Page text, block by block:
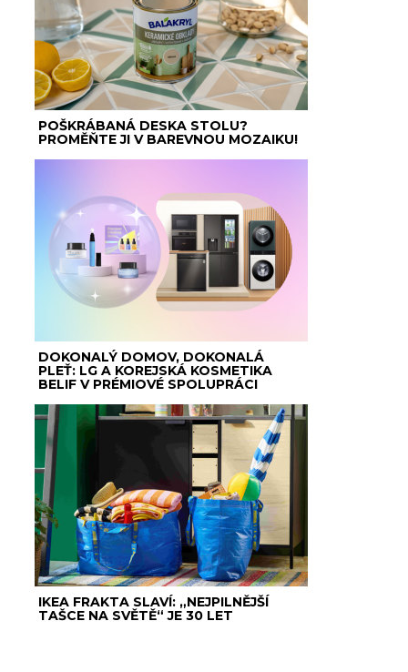
POŠKRÁBANÁ DESKA STOLU?
PROMĚŇTE JI V BAREVNOU MOZAIKU!
DOKONALÝ DOMOV, DOKONALÁ
PLEŤ: LG A KOREJSKÁ KOSMETIKA
BELIF V PRÉMIOVÉ SPOLUPRÁCI
IKEA FRAKTA SLAVÍ: „NEJPILNĚJŠÍ
TAŠCE NA SVĚTĚ“ JE 30 LET